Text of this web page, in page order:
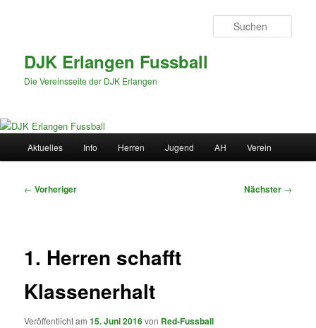
DJK Erlangen Fussball
Die Vereinsseite der DJK Erlangen
Aktuelles Info Herren Jugend AH Verein
Beitragsnavigation
← Vorheriger Nächster →
1. Herren schafft
Klassenerhalt
Veröffentlicht am15. Juni 2016von Red-Fussball